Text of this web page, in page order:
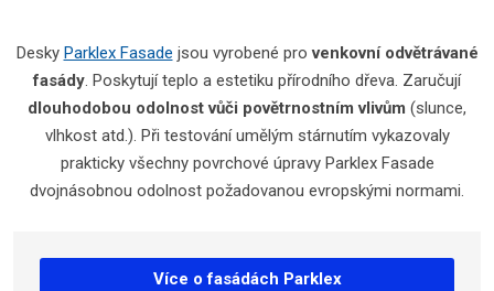
Desky Parklex Fasade jsou vyrobené provenkovní odvětrávané
fasády. Poskytují teplo a estetiku přírodního dřeva. Zaručují
dlouhodobou odolnost vůči povětrnostním vlivům (slunce,
vlhkost atd.). Při testování umělým stárnutím vykazovaly
prakticky všechny povrchové úpravy Parklex Fasade
dvojnásobnou odolnost požadovanou evropskými normami.
Více o fasádách Parklex